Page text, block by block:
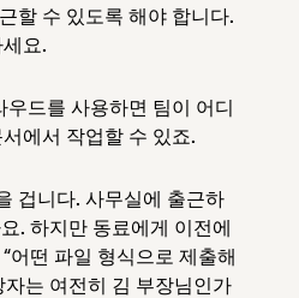
할 수 있도록 해야 합니다.
요.
드를 사용하면 팀이 어디
에서 작업할 수 있죠.
겁니다. 사무실에 출근하
. 하지만 동료에게 이전에
어떤 파일 형식으로 제출해
는 여전히 김 부장님인가